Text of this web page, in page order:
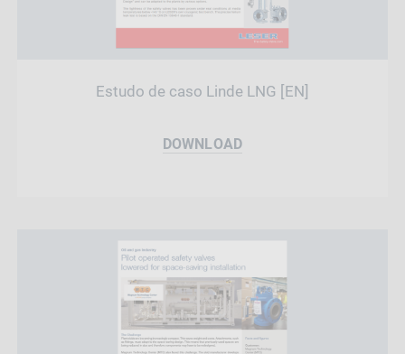
Estudo de caso Linde LNG [EN]
DOWNLOAD